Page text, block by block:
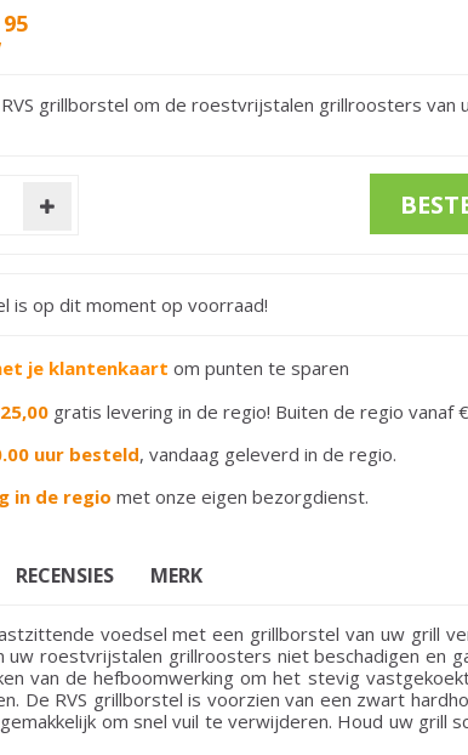
95
grillborstel om de roestvrijstalen grillroosters van
is op dit moment op voorraad!
je klantenkaart om punten te sparen
gratis levering in de regio! Buiten de regio vanaf
uur besteld, vandaag geleverd in de regio.
in de regio met onze eigen bezorgdienst.
RECENSIES MERK
voedsel met een grillborstel van uw grill
roestvrijstalen grillroosters niet beschadigen en
van de hefboomwerking om het stevig
De RVS grillborstel is voorzien van een zwart
om snel vuil te verwijderen. Houd uw grill